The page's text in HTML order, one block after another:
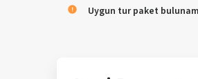
Uygun tur paket